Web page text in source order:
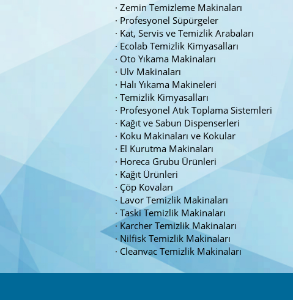
Zemin Temizleme Makinaları
Profesyonel Süpürgeler
Kat, Servis ve Temizlik Arabaları
Ecolab Temizlik Kimyasalları
Oto Yıkama Makinaları
Ulv Makinaları
Halı Yıkama Makineleri
Temizlik Kimyasalları
Profesyonel Atık Toplama Sistemleri
Kağıt ve Sabun Dispenserleri
Koku Makinaları ve Kokular
El Kurutma Makinaları
Horeca Grubu Ürünleri
Kağıt Ürünleri
Çöp Kovaları
Lavor Temizlik Makinaları
Taski Temizlik Makinaları
Karcher Temizlik Makinaları
Nilfisk Temizlik Makinaları
Cleanvac Temizlik Makinaları